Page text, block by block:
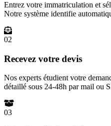
Entrez votre immatriculation et
Notre système identifie
02
Recevez votre devis
Nos experts étudient votre
détaillé sous 24-48h par mail ou
03